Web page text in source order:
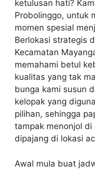
ketulusan hati?
Probolinggo, untuk
momen spesial
Berlokasi strategis
Kecamatan
memahami betul
kualitas yang tak
bunga kami susun
kelopak yang
pilihan, sehingga
tampak menonjol
dipajang di lokasi
Awal mula buat